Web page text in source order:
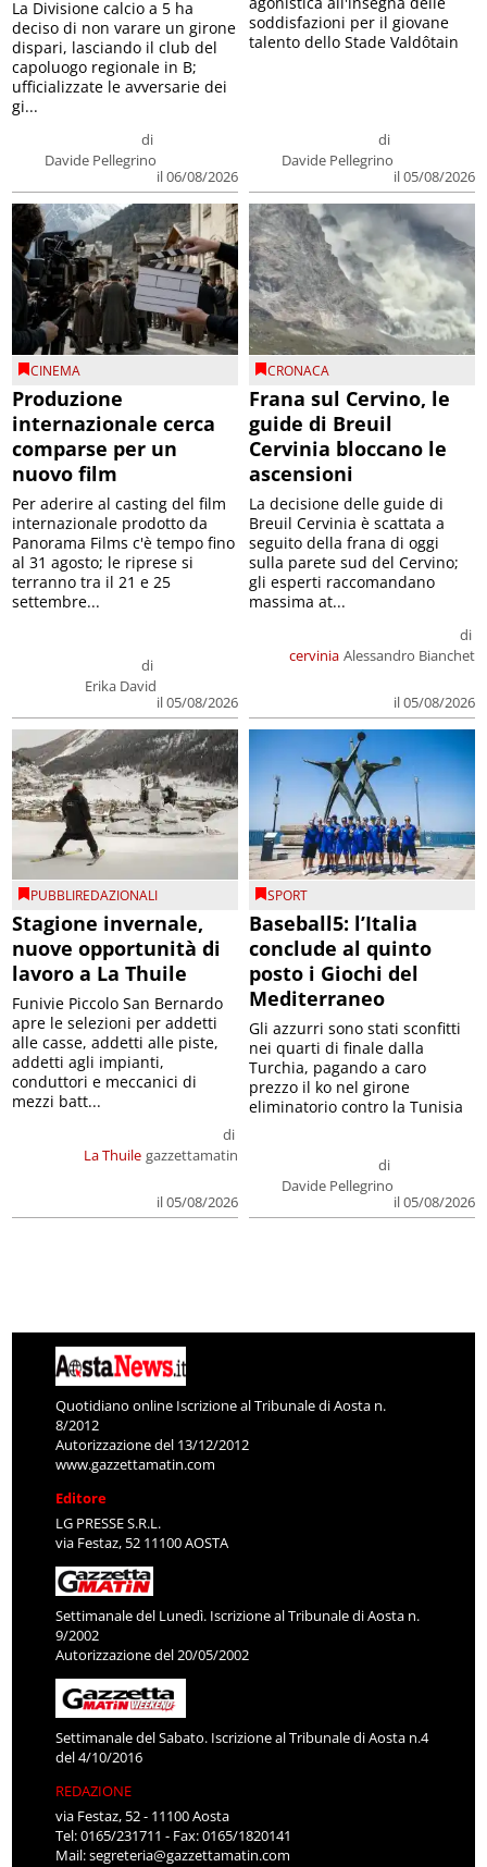
di
Davide Pellegrino
il 06/08/2026
La Divisione calcio a 5 ha
deciso di non varare un girone
dispari, lasciando il club del
capoluogo regionale in B;
ufficializzate le avversarie dei
gi...
di
Davide Pellegrino
il 05/08/2026
soddisfazioni per il giovane
talento dello Stade Valdôtain
CINEMA
Produzione
internazionale cerca
comparse per un
nuovo film
di
Erika David
il 05/08/2026
Per aderire al casting del film
internazionale prodotto da
Panorama Films c'è tempo fino
al 31 agosto; le riprese si
terranno tra il 21 e 25
settembre...
CRONACA
Frana sul Cervino, le
guide di Breuil
Cervinia bloccano le
ascensioni
cervinia
di
Alessandro Bianchet
il 05/08/2026
La decisione delle guide di
Breuil Cervinia è scattata a
seguito della frana di oggi
sulla parete sud del Cervino;
gli esperti raccomandano
massima at...
PUBBLIREDAZIONALI
Stagione invernale,
nuove opportunità di
lavoro a La Thuile
La Thuile
di
gazzettamatin
il 05/08/2026
Funivie Piccolo San Bernardo
apre le selezioni per addetti
alle casse, addetti alle piste,
addetti agli impianti,
conduttori e meccanici di
mezzi batt...
SPORT
Baseball5: l’Italia
conclude al quinto
posto i Giochi del
Mediterraneo
di
Davide Pellegrino
il 05/08/2026
Gli azzurri sono stati sconfitti
nei quarti di finale dalla
Turchia, pagando a caro
prezzo il ko nel girone
eliminatorio contro la Tunisia
Quotidiano online Iscrizione al Tribunale di Aosta n.
8/2012
Autorizzazione del 13/12/2012
www.gazzettamatin.com
Editore
LG PRESSE S.R.L.
via Festaz, 52 11100 AOSTA
Settimanale del Lunedì. Iscrizione al Tribunale di Aosta n.
9/2002
Autorizzazione del 20/05/2002
Settimanale del Sabato. Iscrizione al Tribunale di Aosta n.4
del 4/10/2016
REDAZIONE
via Festaz, 52 - 11100 Aosta
Tel: 0165/231711 - Fax: 0165/1820141
Mail:segreteria@gazzettamatin.com